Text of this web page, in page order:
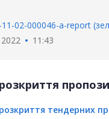
02-000046-a-report
11:43
тендерних